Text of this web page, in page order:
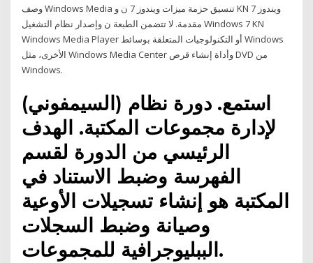
وصف Windows Media تنسيق حزمة ميزات ويندوز 7 ن و KN ويندوز 7
مقدمة. لا تتضمن الطبعة ن وإصدار نظام التشغيل Windows 7 KN
Windows Media Player أو التكنولوجيات المتعلقة بوسائط Windows
الأخرى، مثل Windows Media Center وأداة إنشاء قرص DVD من
Windows.
استمع. دورة نظام (السيمفوني)
لإدارة مجموعات المكتبة. الهدف
الرئيسي من الدورة لقسم
الفهرسة وضبط الاستناد في
المكتبة هو إنشاء تسجيلات الأوعية
وصيانة وضبط السجلات
الببليوجرافية للمجموعات.